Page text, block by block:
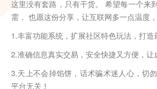
这里没有套路，只有干货。 希望每一个来
需， 也愿这份分享，让互联网多一点温度，
1.丰富功能系统，扩展社区特色玩法，打造
2.准确信息真实交易，安全快捷又方便，让
3.天上不会掉馅饼，话术骗术迷人心，切
平台无关！